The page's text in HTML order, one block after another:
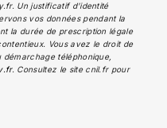
Un justificatif d'identité
vos données pendant la
la durée de prescription légale
Vous avez le droit de
téléphonique,
. Consultez le site cnil.fr pour